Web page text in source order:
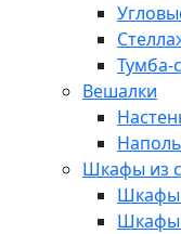
Тумба-
Вешалки
Шкафы из
Шкафы
Шкафы